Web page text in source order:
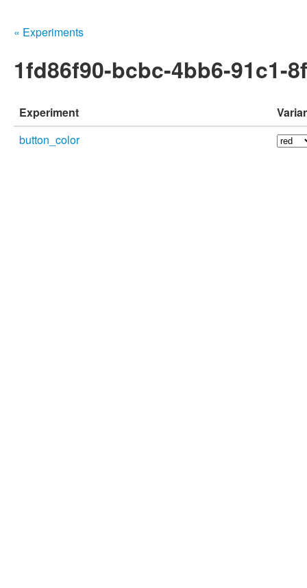
« Experiments
1fd86f90-bcbc-4bb6-91c1-
Experiment
button_color